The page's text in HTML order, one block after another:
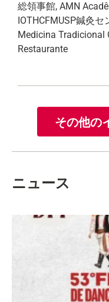
総領事館, AMN
IOTHCFMUSP鍼灸
Medicina Tradicional
Restaurante
その他の
ニュース